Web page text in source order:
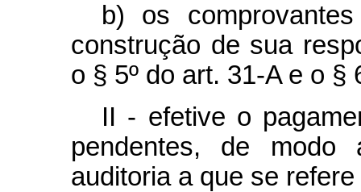
b) os
construção de sua
o § 5º do art. 31-A e o §
II - efetive o
pendentes, de
auditoria a que se